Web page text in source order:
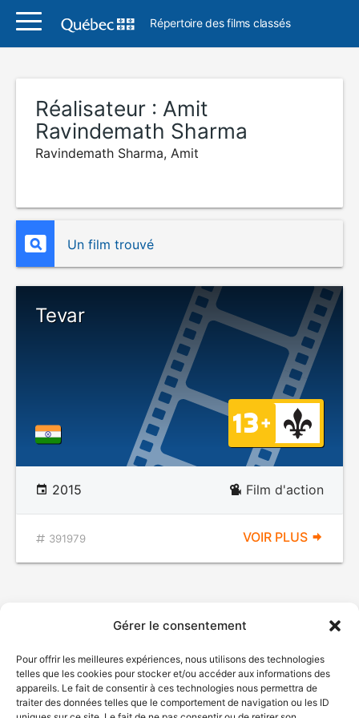
Gérer le consentement
Pour offrir les meilleures expériences, nous utilisons des technologies
telles que les cookies pour stocker et/ou accéder aux informations des
appareils. Le fait de consentir à ces technologies nous permettra de
traiter des données telles que le comportement de navigation ou les ID
Répertoire des films classés
Réalisateur : Amit
Ravindemath Sharma
Ravindemath Sharma, Amit
Un film trouvé
Tevar
2015 Film d'action
391979 VOIR PLUS